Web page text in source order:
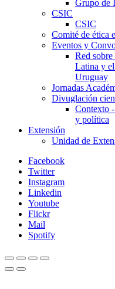
Grupo de
CSIC
CSIC
Comité de ética
Eventos y
Red
Latina y
Uruguay
Jornadas
Divuglación
Contexto
y política
Extensión
Unidad de
Facebook
Twitter
Instagram
Linkedin
Youtube
Flickr
Mail
Spotify